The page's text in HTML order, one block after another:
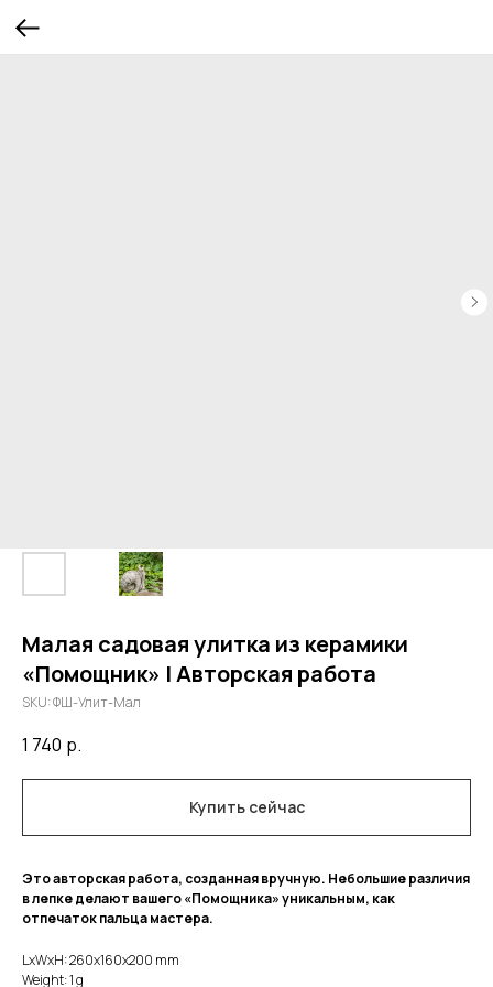
Малая садовая улитка из керамики
«Помощник» | Авторская работа
SKU:ФШ-Улит-Мал
1 740 р.
Купить сейчас
Это авторская работа, созданная вручную. Небольшие различия
в лепке делают вашего «Помощника» уникальным, как
отпечаток пальца мастера.
LxWxH: 260x160x200 mm
Weight: 1 g